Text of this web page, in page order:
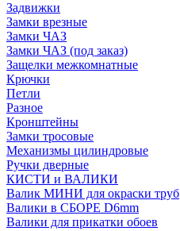
Задвижки
Замки врезные
Замки ЧАЗ
Замки ЧАЗ (под заказ)
Защелки межкомнатные
Крючки
Петли
Разное
Кронштейны
Замки тросовые
Механизмы цилиндровые
Ручки дверные
КИСТИ и ВАЛИКИ
Валик МИНИ для окраски труб
Валики в СБОРЕ D6mm
Валики для прикатки обоев